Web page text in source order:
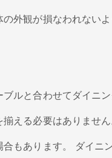
外観が損なわれない
ルと合わせてダイニ
揃える必要はありませ
合もあります。 ダイニ